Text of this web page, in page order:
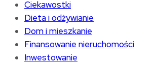
Ciekawostki
Dieta i odżywianie
Dom i mieszkanie
Finansowanie nieruchomości
Inwestowanie